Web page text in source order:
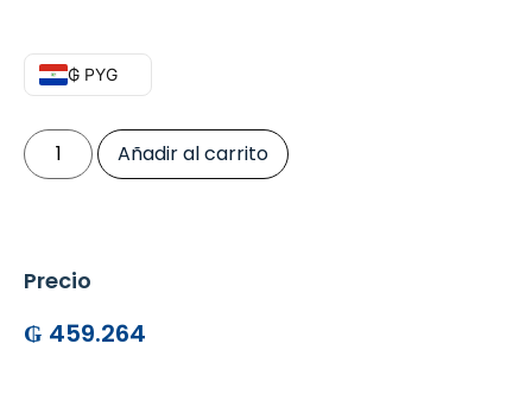
₲ PYG
Añadir al carrito
Precio
₲ 459.264